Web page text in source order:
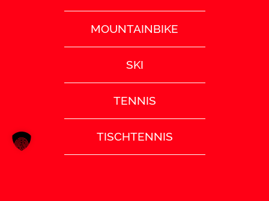
MOUNTAINBIKE
SKI
TENNIS
TISCHTENNIS